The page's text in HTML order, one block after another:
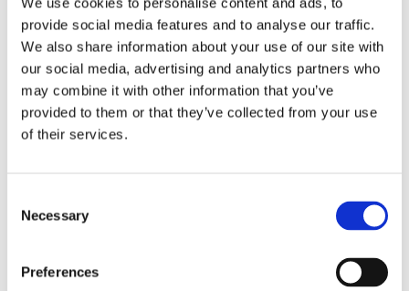
provide social media features and to analyse our traffic.
We also share information about your use of our site with
our social media, advertising and analytics partners who
may combine it with other information that you’ve
provided to them or that they’ve collected from your use
of their services.
Selection
Necessary
Preferences
Fri frakt över 995kr
Snabba leveranser
Enkel betalning med Klarna
En vacker fotogenlampa i klarglas med vackra
vita handmålade blommor, brännare i mässing
och brännrör i klart glas. Denna fotogenlampa
förmedlar en nostalgisk känsla som påminner om